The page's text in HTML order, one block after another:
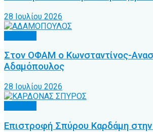
28 Ιουλίου 2026
Στον ΟΦΑΜ ο Κωνσταντίνος-
Αδαμόπουλος
28 Ιουλίου 2026
Επιστροφή Σπύρου Καρδάμη στην